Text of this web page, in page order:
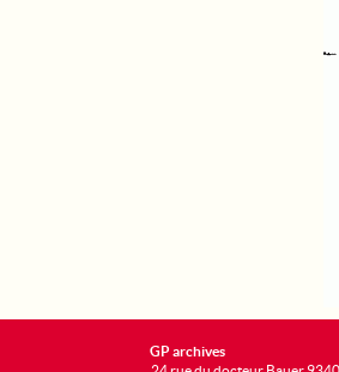
GP archives